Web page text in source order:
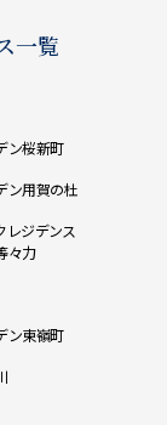
一覧
ン桜新町
ン用賀の杜
レジデンス
々力
ン東嶺町